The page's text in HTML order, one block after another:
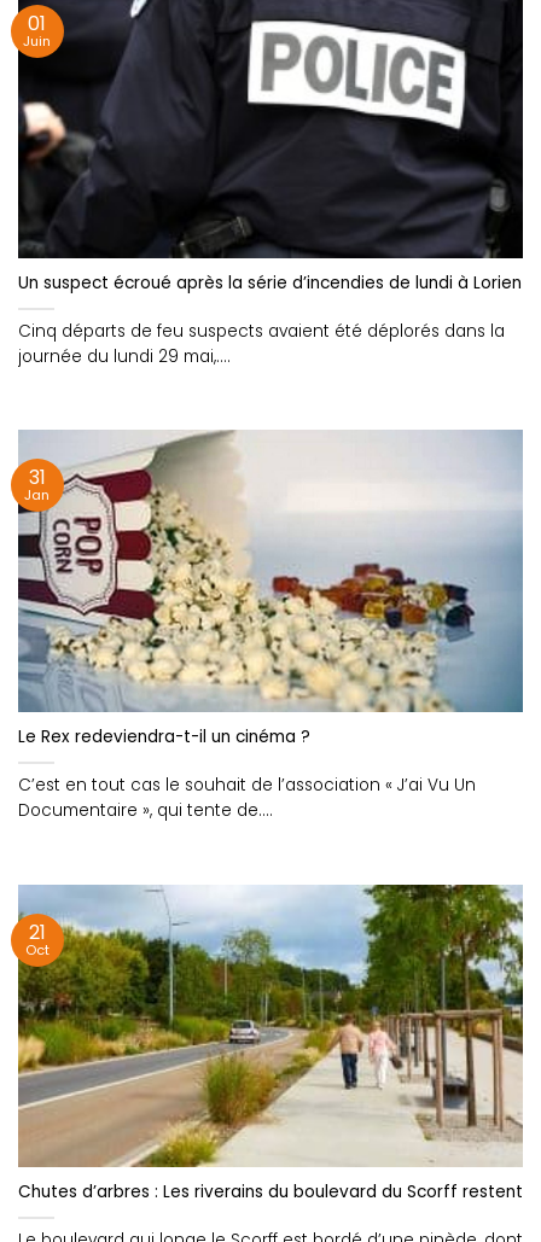
Un suspect écroué après la série d’incendies de lundi à Lorient
Cinq départs de feu suspects avaient été déplorés dans la
journée du lundi 29 mai,....
01
Juin
Le Rex redeviendra-t-il un cinéma ?
C’est en tout cas le souhait de l’association « J’ai Vu Un
Documentaire », qui tente de....
31
Jan
Chutes d’arbres : Les riverains du boulevard du Scorff restent
21
Oct